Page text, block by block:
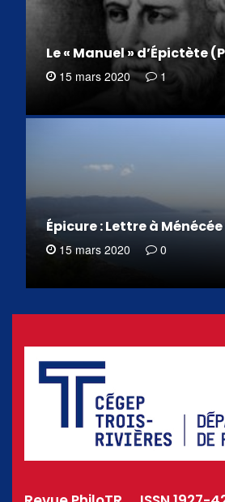
Le « Manuel » d’Épictète
15 mars 2020 1
Épicure : Lettre à Ménécée
15 mars 2020 0